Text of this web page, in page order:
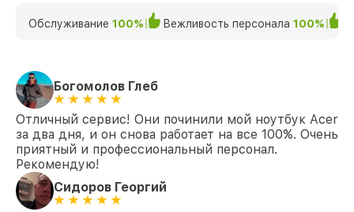
Обслуживание 100% Вежливость персонала 100%
Богомолов Глеб
Отличный сервис! Они починили мой ноутбук Acer
за два дня, и он снова работает на все 100%. Очень
приятный и профессиональный персонал.
Рекомендую!
Сидоров Георгий